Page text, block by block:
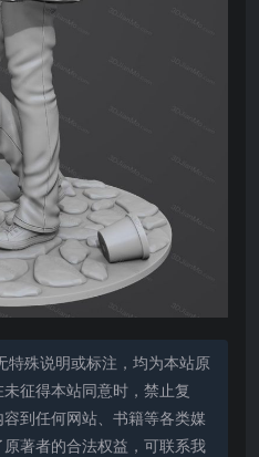
特殊说明或标注，均为本站原
征得本站同意时，禁止复
到任何网站、书籍等各类媒
著者的合法权益，可联系我